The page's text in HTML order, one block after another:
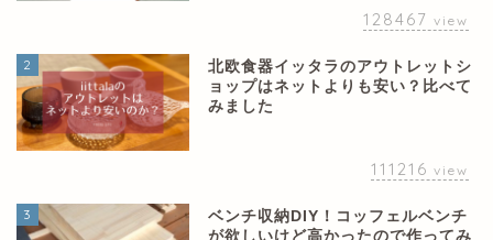
128467 view
2
北欧食器イッタラのアウトレットシ
ョップはネットよりも安い？比べて
みました
111216 view
3
ベンチ収納DIY！コッフェルベンチ
が欲しいけど高かったので作ってみ